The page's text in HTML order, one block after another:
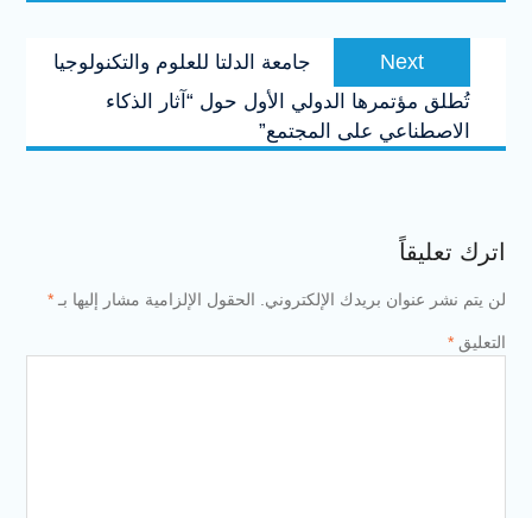
Next
Next
post:
جامعة الدلتا للعلوم والتكنولوجيا
تُطلق مؤتمرها الدولي الأول حول “آثار الذكاء
الاصطناعي على المجتمع”
اترك تعليقاً
لن يتم نشر عنوان بريدك الإلكتروني. الحقول الإلزامية مشار إليها بـ *
التعليق *